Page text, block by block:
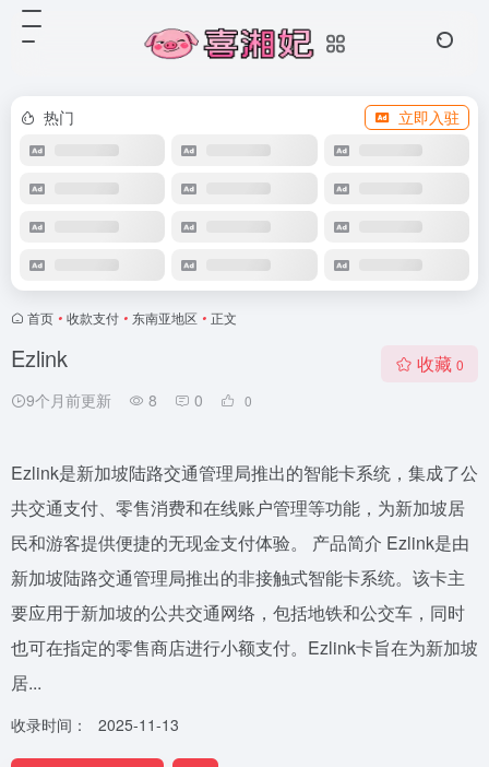
热门 立即入驻
首页 • 收款支付 • 东南亚地区 • 正文
Ezlink
9个月前更新 8 0 0
收藏 0
Ezlink是新加坡陆路交通管理局推出的智能卡系统，集成了公
共交通支付、零售消费和在线账户管理等功能，为新加坡居
民和游客提供便捷的无现金支付体验。 产品简介 Ezlink是由
新加坡陆路交通管理局推出的非接触式智能卡系统。该卡主
要应用于新加坡的公共交通网络，包括地铁和公交车，同时
也可在指定的零售商店进行小额支付。Ezlink卡旨在为新加坡
居...
收录时间： 2025-11-13